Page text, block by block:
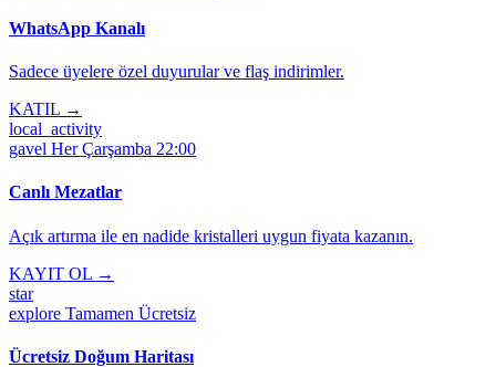
WhatsApp Kanalı
Sadece üyelere özel duyurular ve flaş indirimler.
KATIL →
local_activity
gavel Her Çarşamba 22:00
Canlı Mezatlar
Açık artırma ile en nadide kristalleri uygun fiyata kazanın.
KAYIT OL →
star
explore Tamamen Ücretsiz
Ücretsiz Doğum Haritası